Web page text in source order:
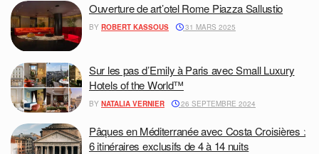
Ouverture de art’otel Rome Piazza Sallustio
BY ROBERT KASSOUS 31 MARS 2025
Sur les pas d’Emily à Paris avec Small Luxury
Hotels of the World™
BY NATALIA VERNIER 26 SEPTEMBRE 2024
Pâques en Méditerranée avec Costa Croisières :
6 itinéraires exclusifs de 4 à 14 nuits